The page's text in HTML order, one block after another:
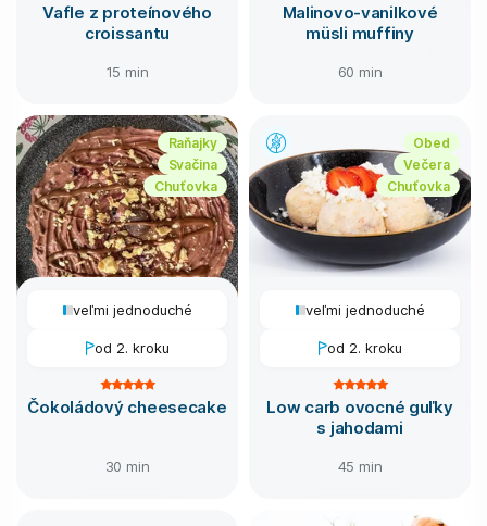
Vafle z proteínového
croissantu
15 min
Malinovo-vanilkové
müsli muffiny
60 min
Raňajky
Svačina
Chuťovka
veľmi jednoduché
od 2. kroku
Čokoládový cheesecake
30 min
Obed
Večera
Chuťovka
veľmi jednoduché
od 2. kroku
Low carb ovocné guľky
s jahodami
45 min